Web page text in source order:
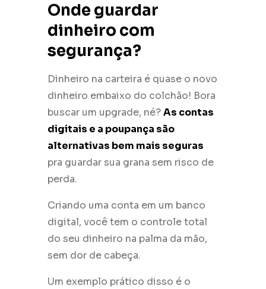
Onde guardar
dinheiro com
segurança?
Dinheiro na carteira é quase o novo
dinheiro embaixo do colchão! Bora
buscar um upgrade, né?As contas
digitais e a poupança são
alternativas bem mais seguras
pra guardar sua grana sem risco de
perda.
Criando uma conta em um banco
digital, você tem o controle total
do seu dinheiro na palma da mão,
sem dor de cabeça.
Um exemplo prático disso é o